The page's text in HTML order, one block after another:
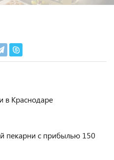
в Краснодаре
пекарни с прибылью 150